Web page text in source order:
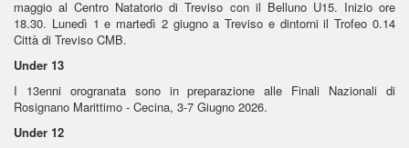
maggio al Centro Natatorio di Treviso con il Belluno U15. Inizio ore
18.30. Lunedì 1 e martedì 2 giugno a Treviso e dintorni il Trofeo 0.14
Città di Treviso CMB.
Under 13
I 13enni orogranata sono in preparazione alle Finali Nazionali di
Rosignano Marittimo - Cecina, 3-7 Giugno 2026.
Under 12